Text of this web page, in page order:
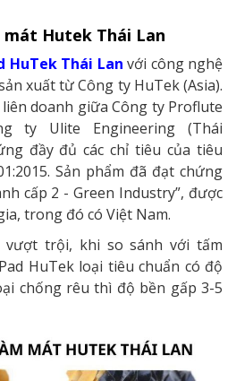
Hutek Thái Lan
HuTek Thái Lan với công nghệ
xuất từ Công ty HuTek (Asia).
doanh giữa Công ty Proflute
ty Ulite Engineering (Thái
đầy đủ các chỉ tiêu của tiêu
Sản phẩm đã đạt chứng
cấp 2 - Green Industry”, được
trong đó có Việt Nam.
vượt trội, khi so sánh với tấm
HuTek loại tiêu chuẩn có độ
chống rêu thì độ bền gấp 3-5